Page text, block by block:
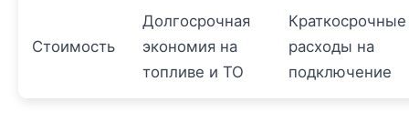
Стоимость
Долгосрочная
экономия на
топливе и ТО
Краткосрочные
расходы на
подключение